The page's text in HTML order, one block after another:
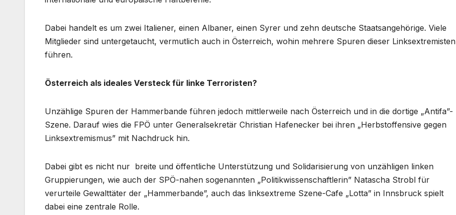
Dabei handelt es um zwei Italiener, einen Albaner, einen Syrer und zehn deutsche Staatsangehörige. Viele
Mitglieder sind untergetaucht, vermutlich auch in Österreich, wohin mehrere Spuren dieser Linksextremisten
führen.
Österreich als ideales Versteck für linke Terroristen?
Unzählige Spuren der Hammerbande führen jedoch mittlerweile nach Österreich und in die dortige „Antifa”-
Szene. Darauf wies die FPÖ unter Generalsekretär Christian Hafenecker bei ihren „Herbstoffensive gegen
Linksextremismus” mit Nachdruck hin.
Dabei gibt es nicht nur breite und öffentliche Unterstützung und Solidarisierung von unzähligen linken
Gruppierungen, wie auch der SPÖ-nahen sogenannten „Politikwissenschaftlerin” Natascha Strobl für
verurteile Gewalttäter der „Hammerbande”, auch das linksextreme Szene-Cafe „Lotta” in Innsbruck spielt
dabei eine zentrale Rolle.